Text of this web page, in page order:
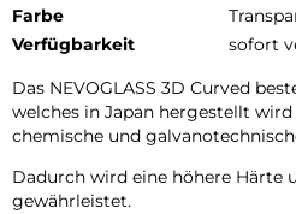
Farbe
Verfügbarkeit
sofort
Das NEVOGLASS 3D Curved
welches in Japan hergestellt
chemische und
Dadurch wird eine höhere Härte
gewährleistet.